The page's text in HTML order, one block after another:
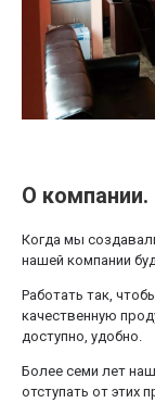
О компании.
Когда мы
нашей компании
Работать так,
качественную
доступно, удобно.
Более семи лет
отступать от этих